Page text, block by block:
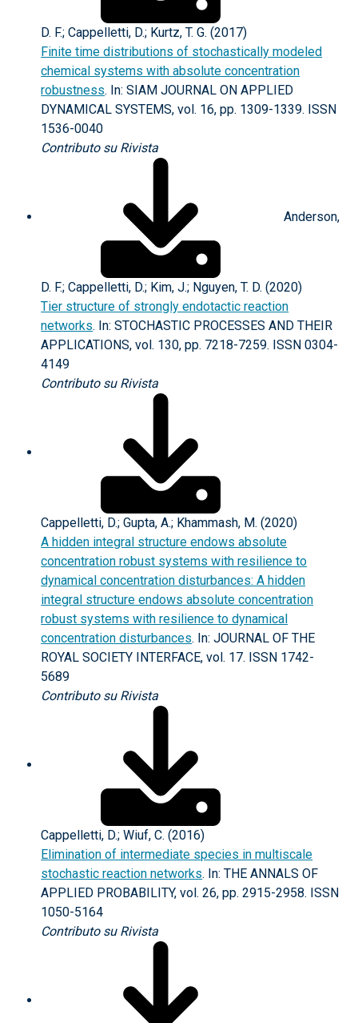
D. F.; Cappelletti, D.; Kurtz, T. G. (2017)
Finite time distributions of stochastically modeled
chemical systems with absolute concentration
robustness. In: SIAM JOURNAL ON APPLIED
DYNAMICAL SYSTEMS, vol. 16, pp. 1309-1339. ISSN
1536-0040
Contributo su Rivista
Anderson,
D. F.; Cappelletti, D.; Kim, J.; Nguyen, T. D. (2020)
Tier structure of strongly endotactic reaction
networks. In: STOCHASTIC PROCESSES AND THEIR
APPLICATIONS, vol. 130, pp. 7218-7259. ISSN 0304-
4149
Contributo su Rivista
Cappelletti, D.; Gupta, A.; Khammash, M. (2020)
A hidden integral structure endows absolute
concentration robust systems with resilience to
dynamical concentration disturbances: A hidden
integral structure endows absolute concentration
robust systems with resilience to dynamical
concentration disturbances. In: JOURNAL OF THE
ROYAL SOCIETY INTERFACE, vol. 17. ISSN 1742-
5689
Contributo su Rivista
Cappelletti, D.; Wiuf, C. (2016)
Elimination of intermediate species in multiscale
stochastic reaction networks. In: THE ANNALS OF
APPLIED PROBABILITY, vol. 26, pp. 2915-2958. ISSN
1050-5164
Contributo su Rivista